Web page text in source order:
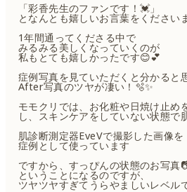
「彩香先生のファンです！💓」
となんとも嬉しいお言葉をください
1年間通ってくださる中で
みるみる美しくなっていくのが
私もとても嬉しかったです😊💕
症例写真を見ていただくと分かると
After写真のツヤが凄い！🫧✨
モモクリでは、お化粧や日焼け止め
し、スキンケアをしていない状態で
肌診断測定器EveVで撮影した画像を
症例として使っています
ですから、すっぴんの状態のお写真
ということになるのですが、
ツヤツヤすぎてうらやましいレベル